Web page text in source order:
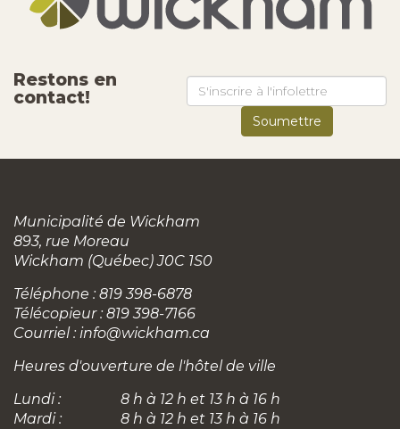
Restons en
contact!
Municipalité de Wickham
893, rue Moreau
Wickham (Québec) J0C 1S0
Téléphone : 819 398-6878
Télécopieur : 819 398-7166
Courriel : info@wickham.ca
Heures d'ouverture de l'hôtel de ville
Lundi :
8 h à 12 h et 13 h à 16 h
Mardi :
8 h à 12 h et 13 h à 16 h